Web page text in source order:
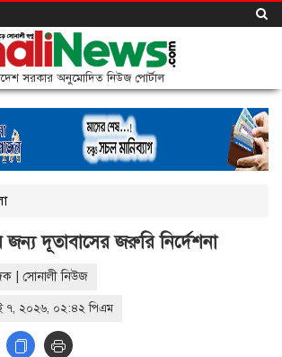
সরকার অনুমোদিত নিউজ পোর্টাল
জন্য দূতাবাসের জরুরি নির্দেশনা
| সোনালী নিউজ
৭, ২০২৬, ০২:৪২ পিএম